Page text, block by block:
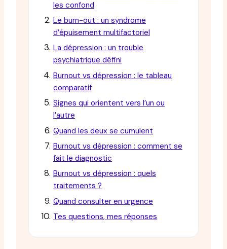
les confond
Le burn-out : un syndrome
d’épuisement multifactoriel
La dépression : un trouble
psychiatrique défini
Burnout vs dépression : le tableau
comparatif
Signes qui orientent vers l’un ou
l’autre
Quand les deux se cumulent
Burnout vs dépression : comment se
fait le diagnostic
Burnout vs dépression : quels
traitements ?
Quand consulter en urgence
Tes questions, mes réponses